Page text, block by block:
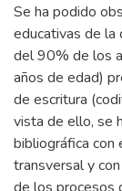
Se ha podido
educativas de la
del 90% de los
años de edad)
de escritura
vista de ello, se
bibliográfica con
transversal y